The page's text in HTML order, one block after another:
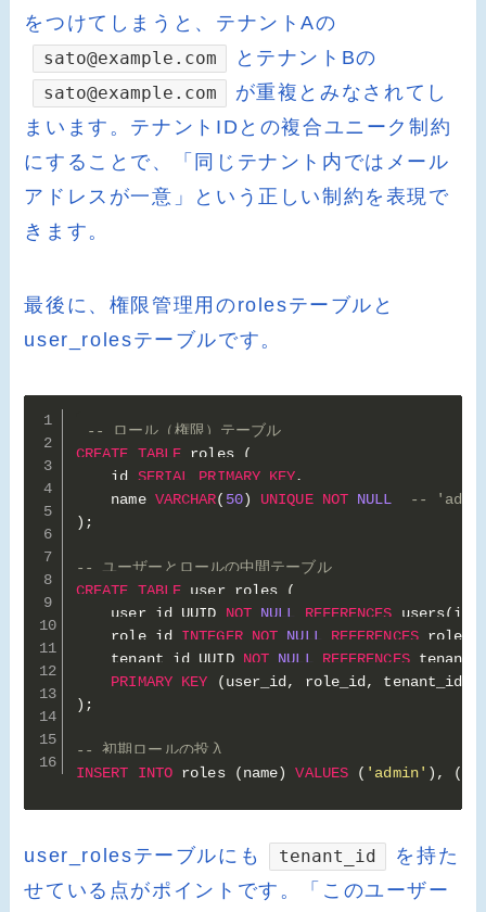
をつけてしまうと、テナントAの
sato@example.com とテナントBの
sato@example.com
が重複とみなされてし
まいます。テナントIDとの複合ユニーク制約
にすることで、「同じテナント内ではメール
アドレスが一意」という正しい制約を表現で
きます。
最後に、権限管理用のrolesテーブルと
user_rolesテーブルです。
-- ロール（権限）テーブル
CREATE TABLE roles
(
    id
SERIAL PRIMARY KEY,
    name
VARCHAR( 50) UNIQUE NOT NULL
--
) ;
-- ユーザーとロールの中間テーブル
CREATE TABLE user_roles
(
    user_id UUID
NOT NULL REFERENCES users(id
    role_id
INTEGER NOT NULL REFERENCES roles
    tenant_id UUID
NOT NULL REFERENCES tenants
PRIMARY KEY (user_id , role_id , tenant_id
) ;
-- 初期ロールの投入
INSERT
INTO roles (name) VALUES ( 'admin' ) , (
user_rolesテーブルにも tenant_id
を持た
せている点がポイントです。「このユーザー